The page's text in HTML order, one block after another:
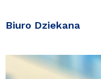
Biuro Dziekana